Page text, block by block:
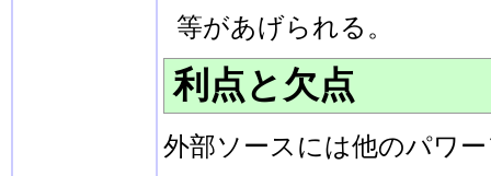
等があげられる。
利点と欠点
外部ソースには他のパワ